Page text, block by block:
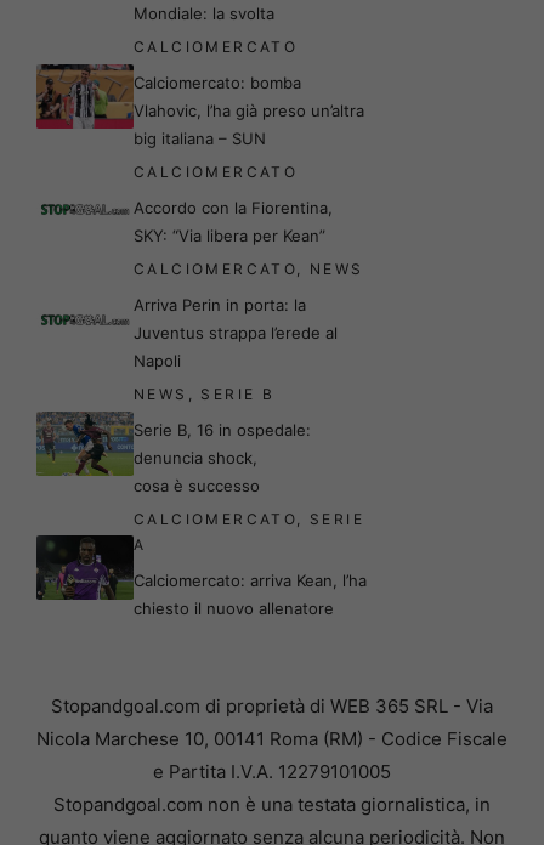
Mondiale: la svolta
CALCIOMERCATO
Calciomercato: bomba
Vlahovic, l’ha già preso un’altra
big italiana – SUN
CALCIOMERCATO
Accordo con la Fiorentina,
SKY: “Via libera per Kean”
CALCIOMERCATO, NEWS
Arriva Perin in porta: la
Juventus strappa l’erede al
Napoli
NEWS , SERIE B
Serie B, 16 in ospedale:
denuncia shock,
cosa è successo
CALCIOMERCATO, SERIE
A
Calciomercato: arriva Kean, l’ha
chiesto il nuovo allenatore
Stopandgoal.com di proprietà di WEB 365 SRL - Via
Nicola Marchese 10, 00141 Roma (RM) - Codice Fiscale
e Partita I.V.A. 12279101005
Stopandgoal.com non è una testata giornalistica, in
quanto viene aggiornato senza alcuna periodicità. Non